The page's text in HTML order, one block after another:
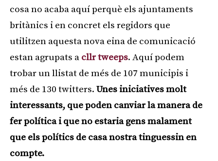
cosa no acaba aquí perquè els ajuntaments
britànics i en concret els regidors que
utilitzen aquesta nova eina de comunicació
estan agrupats a cllr tweeps. Aquí podem
trobar un llistat de més de 107 municipis i
més de 130 twitters. Unes iniciatives molt
interessants, que poden canviar la manera de
fer política i que no estaria gens malament
que els polítics de casa nostra tinguessin en
compte.